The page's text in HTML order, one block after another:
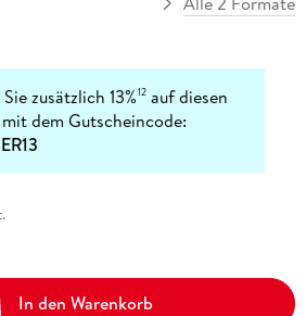
zusätzlich 13%12 auf diesen
dem Gutscheincode:
In den Warenkorb